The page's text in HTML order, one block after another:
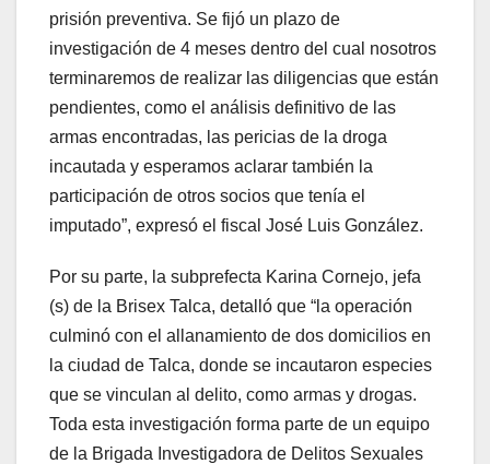
prisión preventiva. Se fijó un plazo de
investigación de 4 meses dentro del cual nosotros
terminaremos de realizar las diligencias que están
pendientes, como el análisis definitivo de las
armas encontradas, las pericias de la droga
incautada y esperamos aclarar también la
participación de otros socios que tenía el
imputado”, expresó el fiscal José Luis González.
Por su parte, la subprefecta Karina Cornejo, jefa
(s) de la Brisex Talca, detalló que “la operación
culminó con el allanamiento de dos domicilios en
la ciudad de Talca, donde se incautaron especies
que se vinculan al delito, como armas y drogas.
Toda esta investigación forma parte de un equipo
de la Brigada Investigadora de Delitos Sexuales